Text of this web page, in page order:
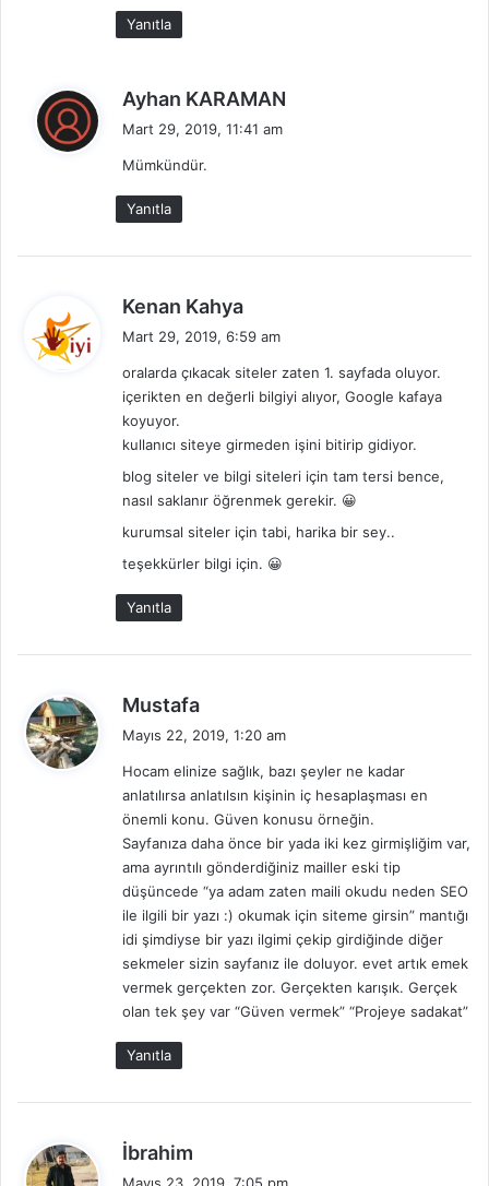
i
:
Yanıtla
Ayhan KARAMAN
Mart 29, 2019, 11:41 am
Mümkündür.
Yanıtla
Kenan Kahya
i
k
:
Mart 29, 2019, 6:59 am
oralarda çıkacak siteler zaten 1. sayfada oluyor.
içerikten en değerli bilgiyi alıyor, Google kafaya
koyuyor.
kullanıcı siteye girmeden işini bitirip gidiyor.
blog siteler ve bilgi siteleri için tam tersi bence,
nasıl saklanır öğrenmek gerekir. 😀
kurumsal siteler için tabi, harika bir sey..
teşekkürler bilgi için. 😀
Yanıtla
Mustafa
i
k
i
:
Mayıs 22, 2019, 1:20 am
Hocam elinize sağlık, bazı şeyler ne kadar
anlatılırsa anlatılsın kişinin iç hesaplaşması en
önemli konu. Güven konusu örneğin.
Sayfanıza daha önce bir yada iki kez girmişliğim var,
ama ayrıntılı gönderdiğiniz mailler eski tip
düşüncede “ya adam zaten maili okudu neden SEO
ile ilgili bir yazı :) okumak için siteme girsin” mantığı
idi şimdiyse bir yazı ilgimi çekip girdiğinde diğer
sekmeler sizin sayfanız ile doluyor. evet artık emek
vermek gerçekten zor. Gerçekten karışık. Gerçek
olan tek şey var “Güven vermek” “Projeye sadakat”
Yanıtla
İbrahim
Mayıs 23, 2019, 7:05 pm